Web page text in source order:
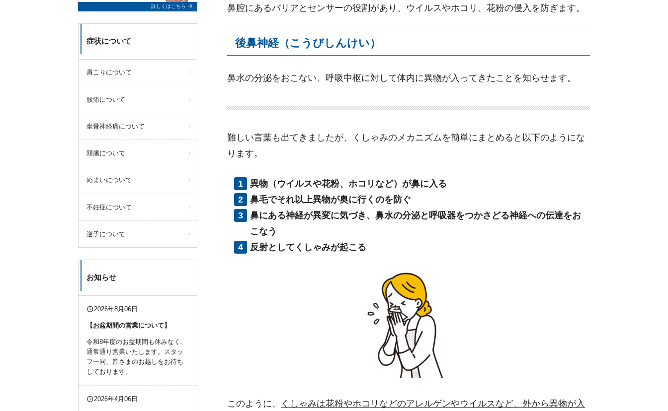
鼻腔にあるバリアとセンサーの役割があり、ウイルスやホコリ、花粉の侵入を防ぎます。
後鼻神経（こうびしんけい）
鼻水の分泌をおこない、呼吸中枢に対して体内に異物が入ってきたことを知らせます。
難しい言葉も出てきましたが、くしゃみのメカニズムを簡単にまとめると以下のようにな
ります。
異物（ウイルスや花粉、ホコリなど）が鼻に入る
鼻毛でそれ以上異物が奥に行くのを防ぐ
鼻にある神経が異変に気づき、鼻水の分泌と呼吸器をつかさどる神経への伝達をお
こなう
反射としてくしゃみが起こる
このように、 く しゃみは花粉やホコリなどのアレルゲンやウイルス など、外から異物が入
詳しくはこちら arrow_forward
症状について
肩こりについて
腰痛について
坐骨神経痛について
頭痛について
めまいについて
不妊症について
逆子について
お知らせ
query_builder2026年8月06日
【お盆期間の営業について】
令和8年度のお盆期間も休みなく、
通常通り営業いたします。スタッ
フ一同、皆さまのお越しをお待ち
しております。
query_builder2026年4月06日